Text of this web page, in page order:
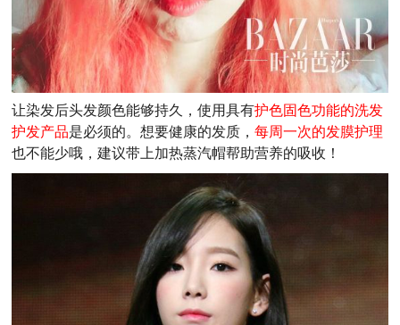
让染发后头发颜色能够持久，使用具有护色固色功能的洗发
护发产品是必须的。想要健康的发质，每周一次的发膜护理
也不能少哦，建议带上加热蒸汽帽帮助营养的吸收！